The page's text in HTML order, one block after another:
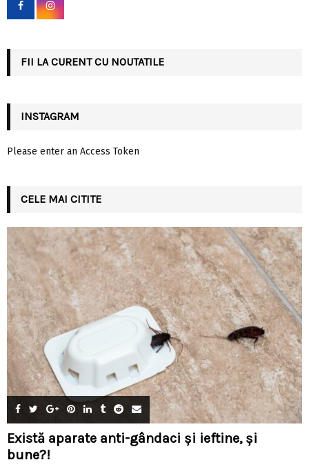
r
FII LA CURENT CU NOUTATILE
INSTAGRAM
Please enter an Access Token
CELE MAI CITITE
Există aparate anti-gândaci și ieftine, și
bune?!